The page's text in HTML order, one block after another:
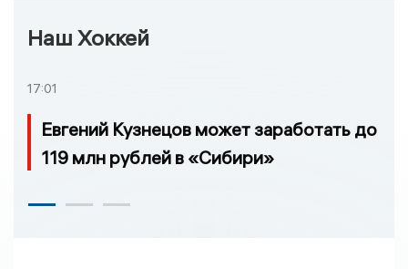
Наш Хоккей
17:01
Евгений Кузнецов может заработать до
119 млн рублей в «Сибири»